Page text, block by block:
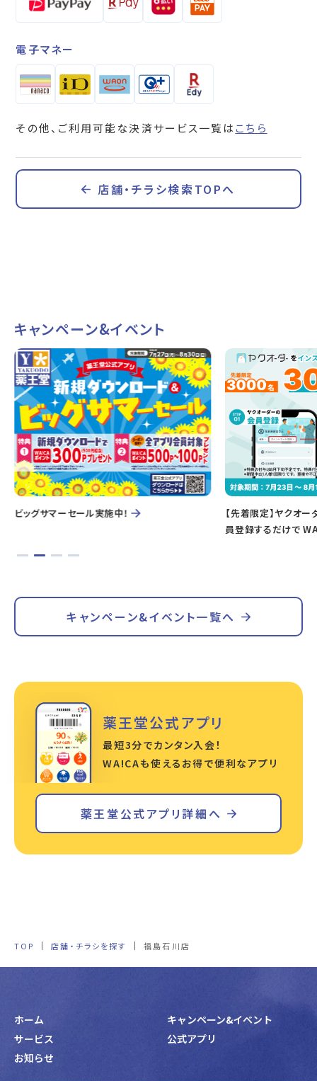
電子マネー
その他、ご利用可能な決済サービス一覧は こちら
店舗・チラシ検索TOPへ
キャンペーン&イベント
ビッグサマーセール実施中！
【先着限定】ヤクオ
員登録するだけで
キャンペーン&イベント一覧へ
薬王堂公式アプリ
最短3分でカンタン入会！
WA!CAも使えるお得で便利なアプリ
薬王堂公式アプリ詳細へ
TOP 店舗・チラシを探す 福島石川店
ホーム
キャンペーン&イベント
サービス
公式アプリ
お知らせ